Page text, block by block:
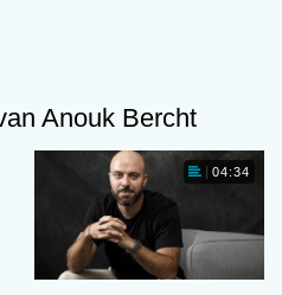
Anouk Bercht
04:34